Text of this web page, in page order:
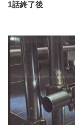
1話終了後